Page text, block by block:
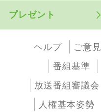
プレゼント
ヘルプ ご意
番組基準
放送番組審議会
人権基本姿勢